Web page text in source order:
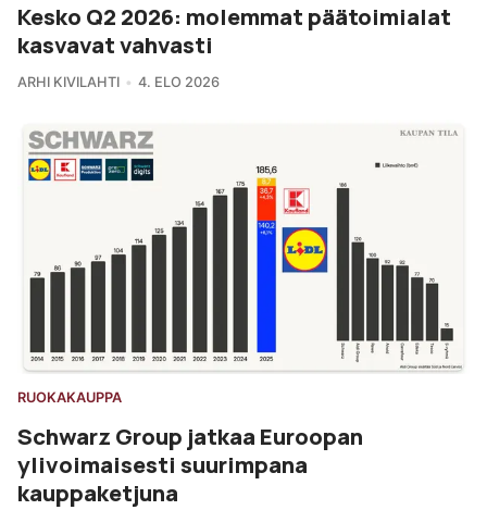
Kesko Q2 2026: molemmat päätoimialat
kasvavat vahvasti
ARHI KIVILAHTI 4. ELO 2026
RUOKAKAUPPA
Schwarz Group jatkaa Euroopan
ylivoimaisesti suurimpana
kauppaketjuna